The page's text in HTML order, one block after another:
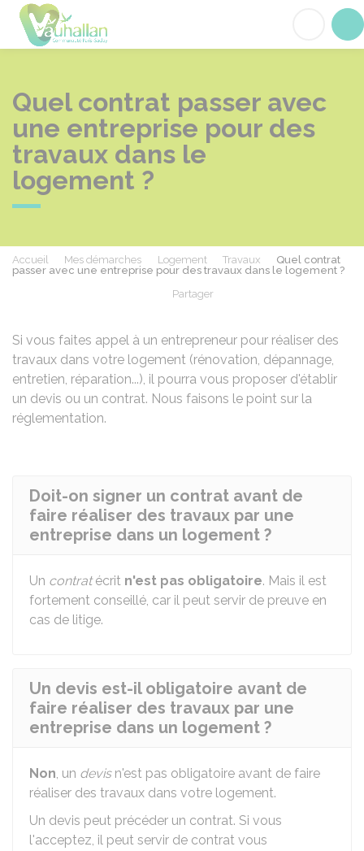
Quel contrat passer avec
une entreprise pour des
travaux dans le
logement ?
Accueil Mes démarches Logement Travaux
Quel contrat
passer avec une entreprise pour des travaux dans le logement ?
Partager
Si vous faites appel à un entrepreneur pour réaliser des
travaux dans votre logement (rénovation, dépannage,
entretien, réparation...), il pourra vous proposer d'établir
un devis ou un contrat. Nous faisons le point sur la
réglementation.
Doit-on signer un contrat avant de
faire réaliser des travaux par une
entreprise dans un logement ?
Un contratécrit n'est pas obligatoire. Mais il est
fortement conseillé, car il peut servir de preuve en
cas de litige.
Un devis est-il obligatoire avant de
faire réaliser des travaux par une
entreprise dans un logement ?
Non, un devisn'est pas obligatoire avant de faire
réaliser des travaux dans votre logement.
Un devis peut précéder un contrat. Si vous
l'acceptez, il peut servir de contrat vous